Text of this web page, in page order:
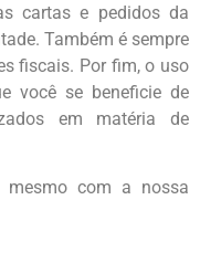
cartas e pedidos da
Também é sempre
fiscais. Por fim, o uso
você se beneficie de
em matéria de
mesmo com a nossa